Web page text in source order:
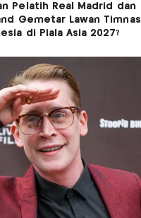
Pelatih Real Madrid dan
Gemetar Lawan Timnas
di Piala Asia 2027?